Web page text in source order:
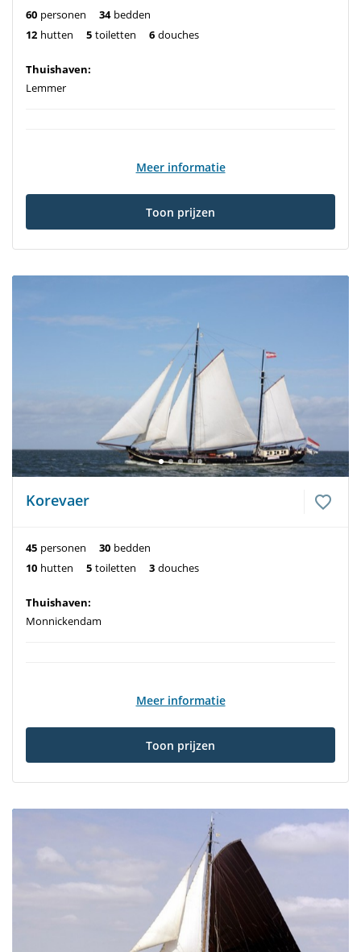
60 personen 34 bedden
12 hutten 5 toiletten 6 douches
Thuishaven:
Lemmer
Meer informatie
Toon prijzen
Korevaer
45 personen 30 bedden
10 hutten 5 toiletten 3 douches
Thuishaven:
Monnickendam
Meer informatie
Toon prijzen